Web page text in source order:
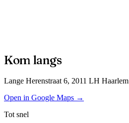
Kom langs
Lange Herenstraat 6, 2011 LH Haarlem
Open in Google Maps →
Tot snel